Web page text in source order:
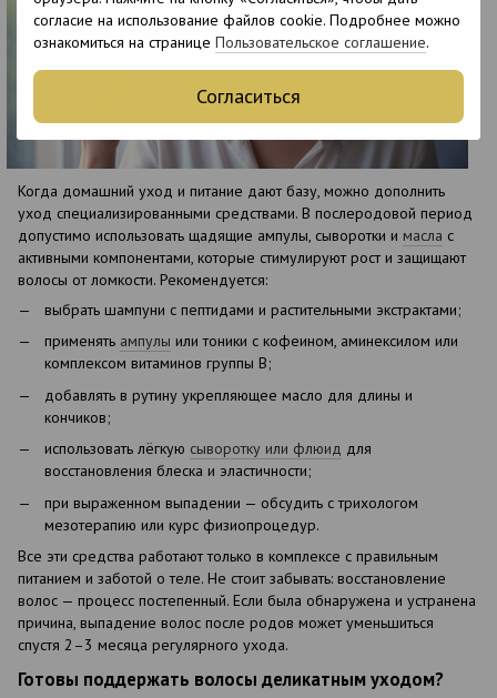
согласие на использование файлов cookie. Подробнее можно
ознакомиться на странице Пользовательское соглашение.
Согласиться
Когда домашний уход и питание дают базу, можно дополнить
уход специализированными средствами. В послеродовой период
допустимо использовать щадящие ампулы, сыворотки и масла с
активными компонентами, которые стимулируют рост и защищают
волосы от ломкости. Рекомендуется:
выбрать шампуни с пептидами и растительными экстрактами;
применять ампулы или тоники с кофеином, аминексилом или
комплексом витаминов группы B;
добавлять в рутину укрепляющее масло для длины и
кончиков;
использовать лёгкую сыворотку или флюид для
восстановления блеска и эластичности;
при выраженном выпадении — обсудить с трихологом
мезотерапию или курс физиопроцедур.
Все эти средства работают только в комплексе с правильным
питанием и заботой о теле. Не стоит забывать: восстановление
волос — процесс постепенный. Если была обнаружена и устранена
причина, выпадение волос после родов может уменьшиться
спустя 2–3 месяца регулярного ухода.
Готовы поддержать волосы деликатным уходом?